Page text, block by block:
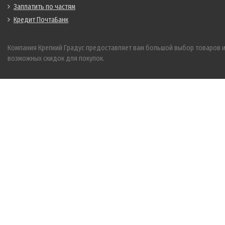
Заплатить по частям
Кредит ПочтаБанк
Компания Крепкий Градус предоставляет вам большой выбор товаров и
возможных скидок для покупок.